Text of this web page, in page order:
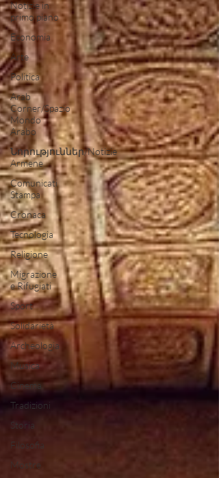
Notizie in
primo piano
Economia
Arte
Politica
Arab
Corner/Spazio
Mondo
Arabo
Նորություններ/Notizie
Armene
Comunicati
Stampa
Cronaca
Tecnologia
Religione
Migrazione
e Rifugiati
Sport
Solidarietà
Archeologia
Musica
Cinema
Tradizioni
Storia
Filosofia
Mostre